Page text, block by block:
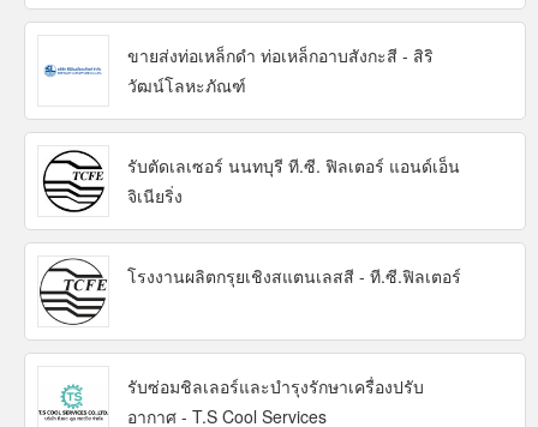
ขายส่งท่อเหล็กดำ ท่อเหล็กอาบสังกะสี - สิริ
วัฒน์โลหะภัณฑ์
รับตัดเลเซอร์ นนทบุรี ที.ซี. ฟิลเตอร์ แอนด์เอ็น
จิเนียริ่ง
โรงงานผลิตกรุยเชิงสแตนเลสสี - ที.ซี.ฟิลเตอร์
รับซ่อมชิลเลอร์และบำรุงรักษาเครื่องปรับ
อากาศ - T.S Cool Services